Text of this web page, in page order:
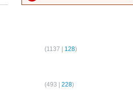
(1137 128)
(493 228)